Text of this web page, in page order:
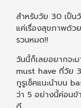
สำหรับวัย 30 เป็น
แค่เรื่องสุขภาพด้
รวนหมด!!
วันนี้ก็เลยอยากจะ
must have ที่วัย
กูรูเช็คแนะนำบน
ว่า 5 อย่างนี้ค่อน